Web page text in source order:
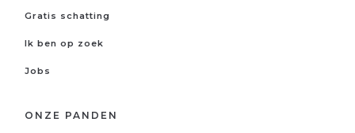
Gratis schatting
Ik ben op zoek
Jobs
ONZE PANDEN